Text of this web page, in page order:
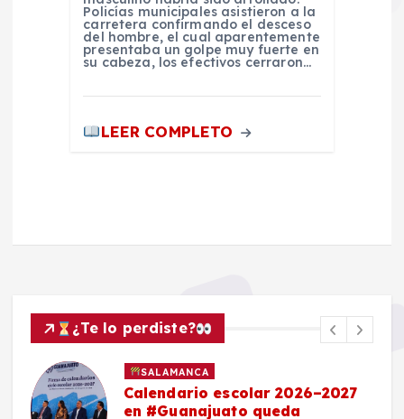
Policías municipales asistieron a la
carretera confirmando el desceso
del hombre, el cual aparentemente
presentaba un golpe muy fuerte en
su cabeza, los efectivos cerraron…
LEER COMPLETO
¿Te lo perdiste?
SALAMANCA
Calendario escolar 2026–2027
en #Guanajuato queda